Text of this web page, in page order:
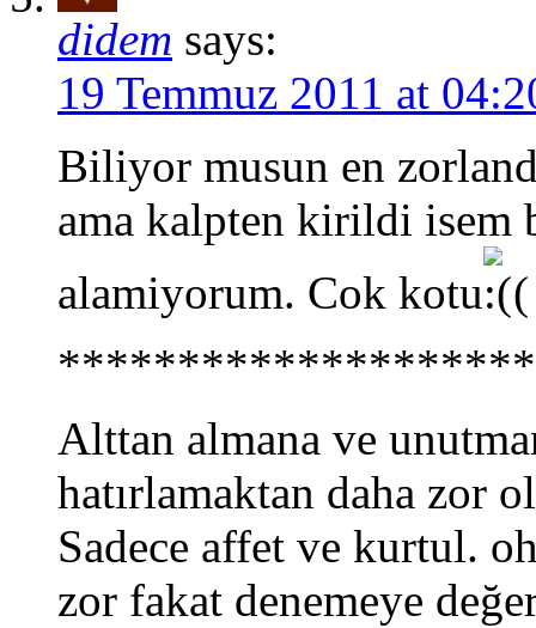
didem says:
19 Temmuz 2011 at
Biliyor musun en
ama kalpten kirildi isem
alamiyorum. Cok kotu
(
Alttan almana ve
hatırlamaktan daha zor
Sadece affet ve kurtul.
zor fakat denemeye